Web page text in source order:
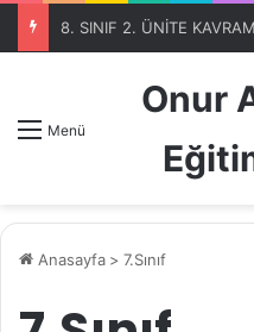
Menü
Onur
Anasayfa > 7.Sınıf